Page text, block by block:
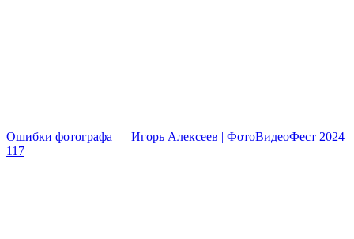
Ошибки фотографа — Игорь Алексеев | ФотоВидеоФест 2024
117